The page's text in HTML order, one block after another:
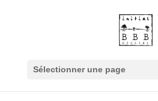
Sélectionner une page